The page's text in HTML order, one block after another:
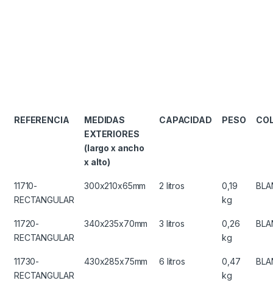
REFERENCIA
MEDIDAS
EXTERIORES
(largo x ancho
x alto)
CAPACIDAD PESO
11710-
RECTANGULAR
300x210x65mm 2 litros
0,19
kg
11720-
RECTANGULAR
340x235x70mm 3 litros
0,26
kg
11730-
RECTANGULAR
430x285x75mm 6 litros
0,47
kg